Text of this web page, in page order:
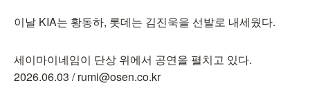
이날 KIA는 황동하, 롯데는 김진욱을 선발로 내세웠다.
세이마이네임이 단상 위에서 공연을 펼치고 있다.
2026.06.03 / rumi@osen.co.kr